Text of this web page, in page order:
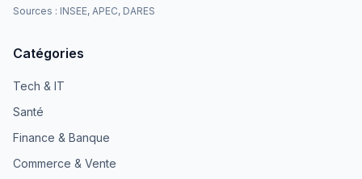
Sources : INSEE, APEC, DARES
Catégories
Tech & IT
Santé
Finance & Banque
Commerce & Vente